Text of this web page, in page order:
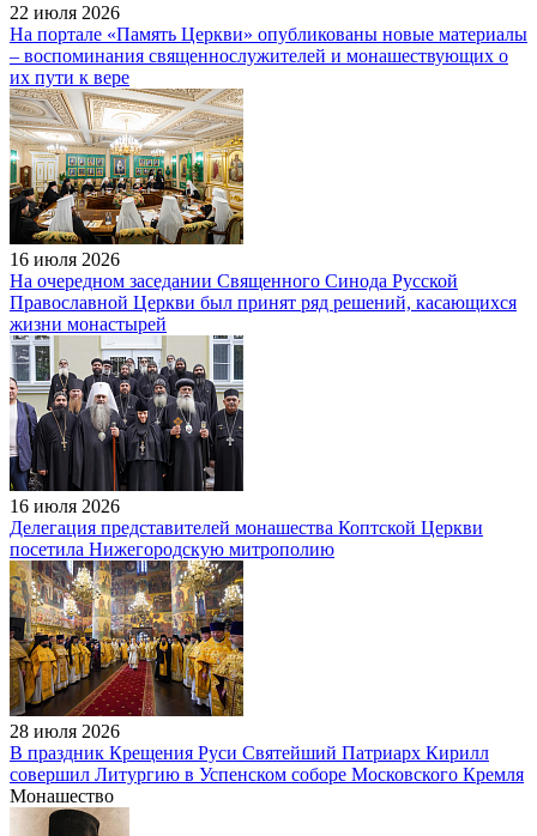
22 июля 2026
На портале «Память Церкви» опубликованы новые материалы
– воспоминания священнослужителей и монашествующих о
их пути к вере
16 июля 2026
На очередном заседании Священного Синода Русской
Православной Церкви был принят ряд решений, касающихся
жизни монастырей
16 июля 2026
Делегация представителей монашества Коптской Церкви
посетила Нижегородскую митрополию
28 июля 2026
В праздник Крещения Руси Святейший Патриарх Кирилл
совершил Литургию в Успенском соборе Московского Кремля
Монашество